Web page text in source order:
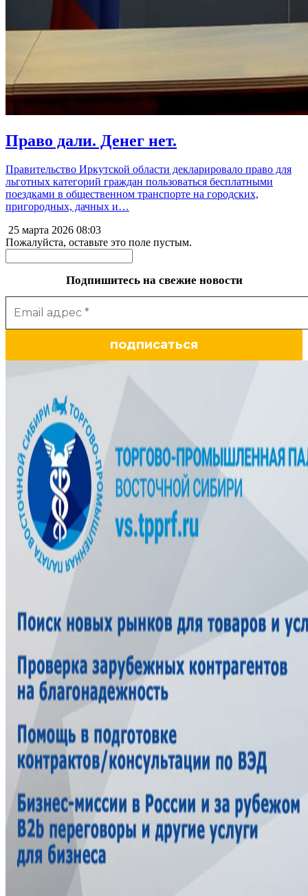
Право дали. Денег нет.
Правительство Иркутской области декларировало право для
льготных категорий граждан пользоваться бесплатными
поездками в общественном транспорте на городских,
пригородных, дачных и…
25 марта 2026 08:03
Пожалуйста, оставьте это поле пустым.
Подпишитесь на свежие новости